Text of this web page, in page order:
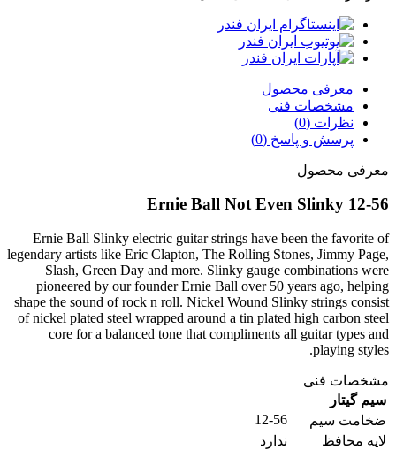
معرفی محصول
مشخصات فنی
نظرات (0)
پرسش و پاسخ (0)
معرفی محصول
Ernie Ball Not Even Slinky 12-56
Ernie Ball Slinky electric guitar strings have been the favorite of
legendary artists like Eric Clapton, The Rolling Stones, Jimmy Page,
Slash, Green Day and more. Slinky gauge combinations were
pioneered by our founder Ernie Ball over 50 years ago, helping
shape the sound of rock n roll. Nickel Wound Slinky strings consist
of nickel plated steel wrapped around a tin plated high carbon steel
core for a balanced tone that compliments all guitar types and
playing styles.
مشخصات فنی
سیم گیتار
ضخامت سیم
12-56
لایه محافظ
ندارد